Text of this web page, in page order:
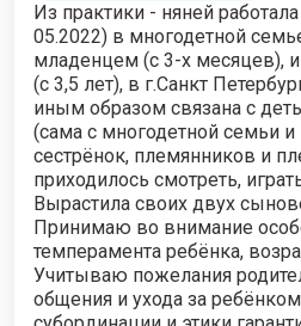
Из практики - няней
05.2022) в многодетной
младенцем (с 3-х
(с 3,5 лет), в г.Санкт
иным образом связана с
(сама с многодетной семьи
сестрёнок, племянников и
приходилось смотреть,
Вырастила своих двух
Принимаю во внимание
темперамента ребёнка,
Учитываю пожелания
общения и ухода за